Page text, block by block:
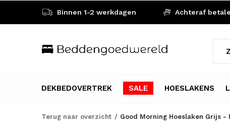
DEKBEDOVERTREK SALE HOESLAKENS
Binnen 1-2 werkdagen Achteraf
Terug naar overzicht Good Morning Hoeslaken Grijs -